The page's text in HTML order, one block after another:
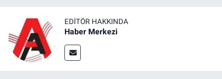
EDITÖR HAKKINDA
Haber Merkezi